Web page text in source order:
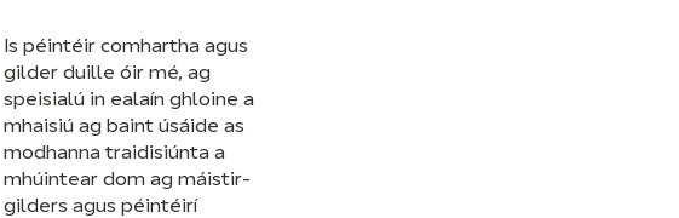
Is péintéir comhartha agus
gilder duille óir mé, ag
speisialú in ealaín ghloine a
mhaisiú ag baint úsáide as
modhanna traidisiúnta a
mhúintear dom ag máistir-
gilders agus péintéirí